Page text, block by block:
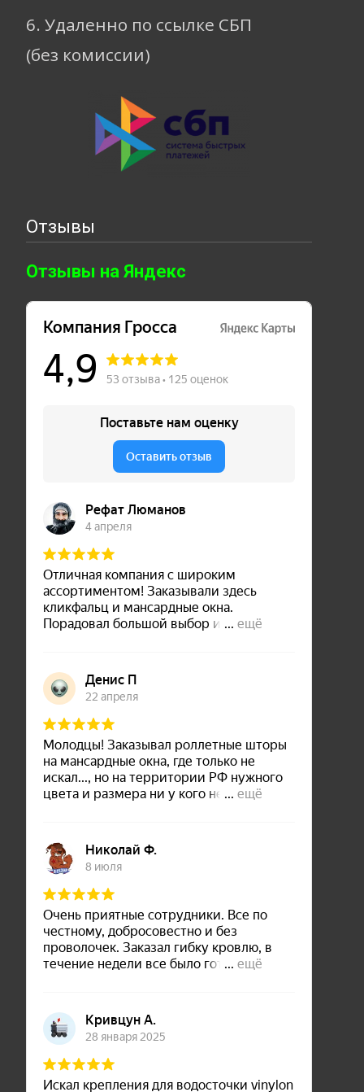
6. Удаленно по ссылке СБП
(без комиссии)
Отзывы
Отзывы на Яндекс